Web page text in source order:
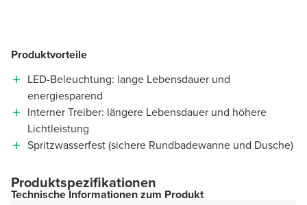
Produktvorteile
LED-Beleuchtung: lange Lebensdauer und
energiesparend
Interner Treiber: längere Lebensdauer und höhere
Lichtleistung
Spritzwasserfest (sichere Rundbadewanne und Dusche)
Produktspezifikationen
Technische Informationen zum Produkt